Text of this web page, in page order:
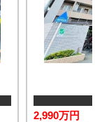
2,990万円